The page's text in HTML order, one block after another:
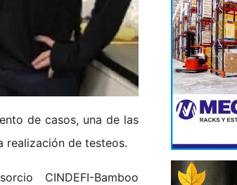
de casos, una de las
realización de testeos.
CINDEFI-Bamboo